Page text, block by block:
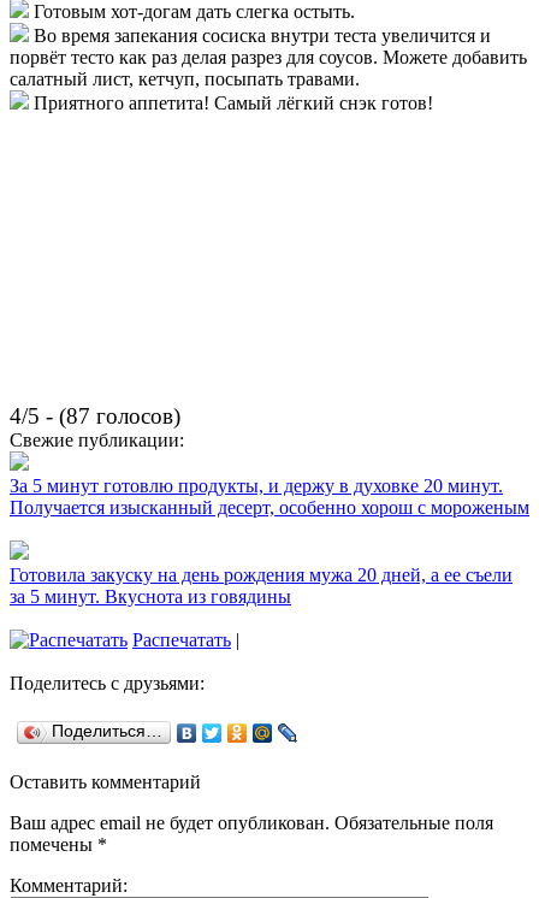
Готовым хот-догам дать слегка остыть.
Во время запекания сосиска внутри теста увеличится и
порвёт тесто как раз делая разрез для соусов. Можете добавить
салатный лист, кетчуп, посыпать травами.
Приятного аппетита! Самый лёгкий снэк готов!
4/5 - (87 голосов)
Свежие публикации:
За 5 минут готовлю продукты, и держу в духовке 20 минут.
Получается изысканный десерт, особенно хорош с мороженым
Готовила закуску на день рождения мужа 20 дней, а ее съели
за 5 минут. Вкуснота из говядины
Распечатать |
Поделитесь с друзьями:
Поделиться…
Оставить комментарий
Ваш адрес email не будет опубликован. Обязательные поля
помечены *
Комментарий: